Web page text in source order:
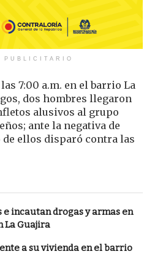
PUBLICITARIO
7:00 a.m. en el barrio La
dos hombres llegaron
alusivos al grupo
ante la negativa de
ellos disparó contra las
incautan drogas y armas en
La Guajira
a su vivienda en el barrio